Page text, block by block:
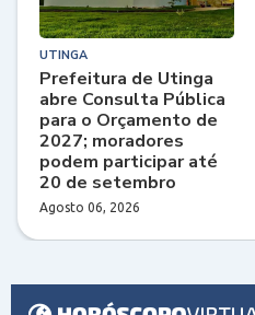
UTINGA
Prefeitura de Utinga
abre Consulta Pública
para o Orçamento de
2027; moradores
podem participar até
20 de setembro
Agosto 06, 2026